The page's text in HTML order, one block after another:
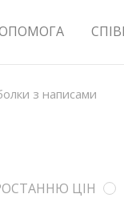
з написами
ЦІН